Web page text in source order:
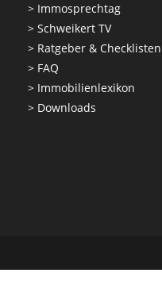
> Immosprechtag
> Schweikert TV
> Ratgeber & Checklisten
> FAQ
> Immobilienlexikon
> Downloads